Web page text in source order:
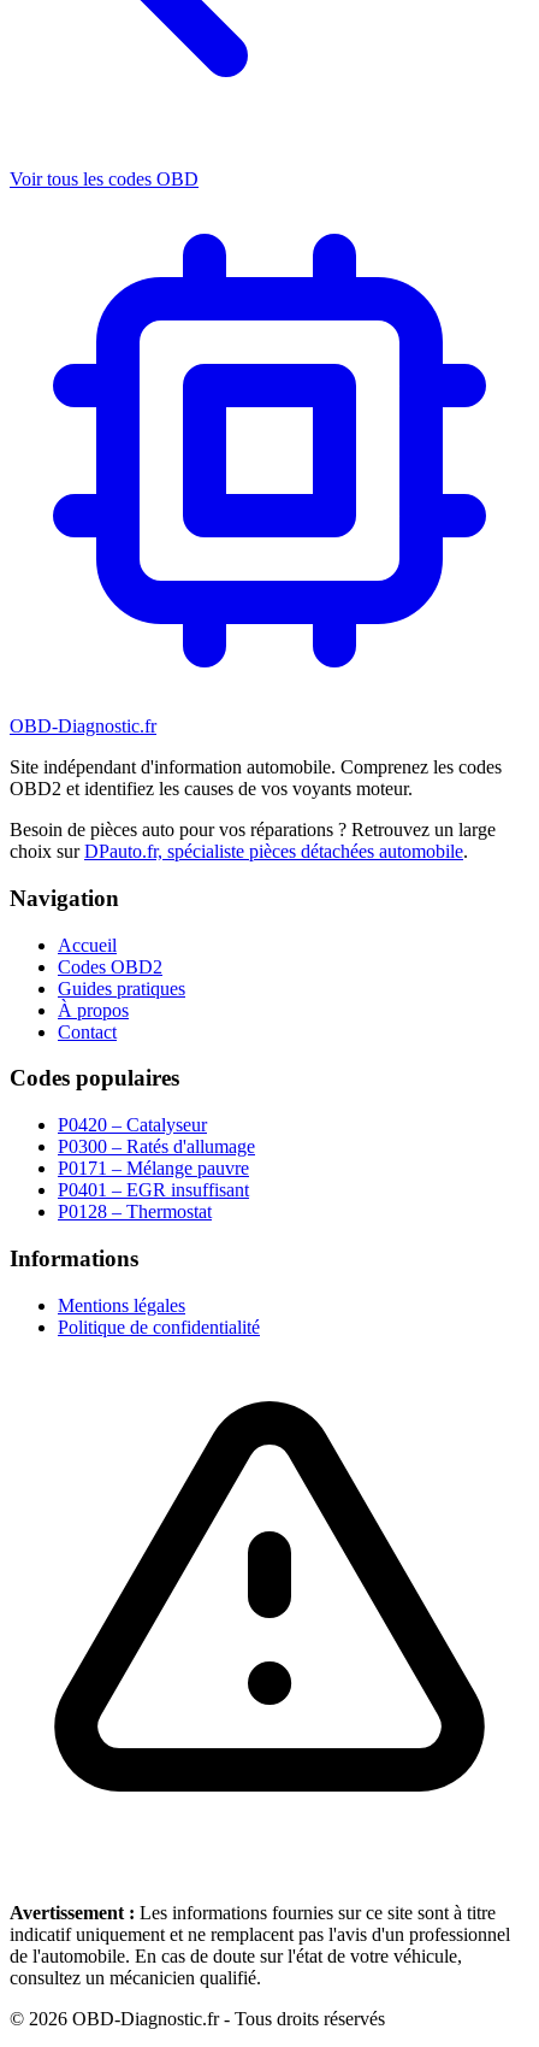
Voir tous les codes OBD
OBD-Diagnostic.fr
Site indépendant d'information automobile. Comprenez les codes
OBD2 et identifiez les causes de vos voyants moteur.
Besoin de pièces auto pour vos réparations ? Retrouvez un large
choix sur DPauto.fr, spécialiste pièces détachées automobile.
Navigation
Accueil
Codes OBD2
Guides pratiques
À propos
Contact
Codes populaires
P0420 – Catalyseur
P0300 – Ratés d'allumage
P0171 – Mélange pauvre
P0401 – EGR insuffisant
P0128 – Thermostat
Informations
Mentions légales
Politique de confidentialité
Avertissement : Les informations fournies sur ce site sont à titre
indicatif uniquement et ne remplacent pas l'avis d'un professionnel
de l'automobile. En cas de doute sur l'état de votre véhicule,
consultez un mécanicien qualifié.
© 2026 OBD-Diagnostic.fr - Tous droits réservés